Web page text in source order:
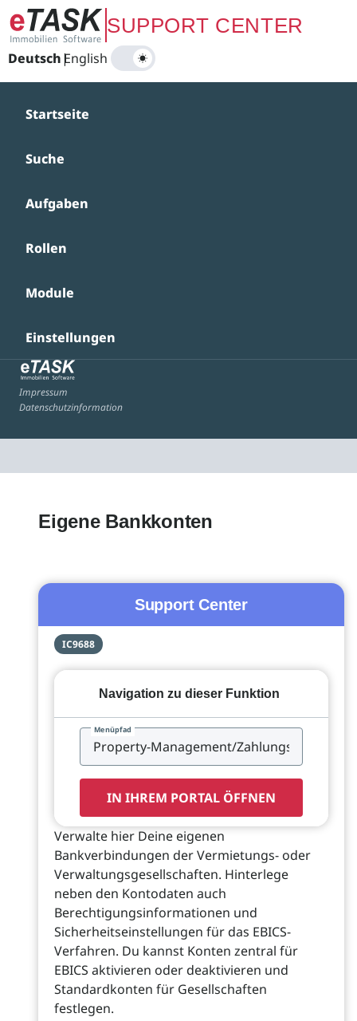
Zum Hauptinhalt springenSUPPORT CENTER
Deutsch|
English
Startseite
Suche
Aufgaben
Rollen
Module
Einstellungen
Impressum
Datenschutzinformation
Eigene Bankkonten
Support Center
IC9688
Navigation zu dieser Funktion
Menüpfad
IN IHREM PORTAL ÖFFNEN
Verwalte hier Deine eigenen
Bankverbindungen der Vermietungs- oder
Verwaltungsgesellschaften. Hinterlege
neben den Kontodaten auch
Berechtigungsinformationen und
Sicherheitseinstellungen für das EBICS-
Verfahren. Du kannst Konten zentral für
EBICS aktivieren oder deaktivieren und
Standardkonten für Gesellschaften
festlegen.